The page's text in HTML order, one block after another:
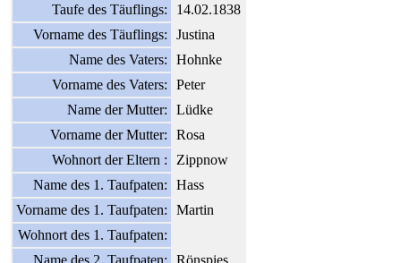
Taufe des Täuflings:
14.02.1838
Vorname des Täuflings:
Justina
Name des Vaters:
Hohnke
Vorname des Vaters:
Peter
Name der Mutter:
Lüdke
Vorname der Mutter:
Rosa
Wohnort der Eltern :
Zippnow
Name des 1. Taufpaten:
Hass
Vorname des 1. Taufpaten:
Martin
Wohnort des 1. Taufpaten:
Name des 2. Taufpaten:
Rönspies